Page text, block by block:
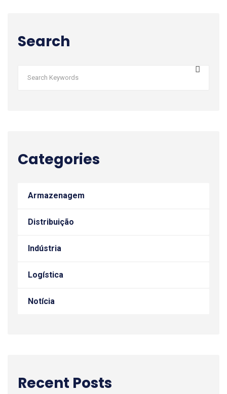
Search
Categories
Armazenagem
Distribuição
Indústria
Logística
Notícia
Recent Posts